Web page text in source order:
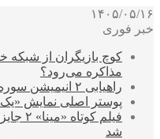
۱۴۰۵/۰۵/۱۶
خبر فوری
کوچ بازیگران از
مذاکره می‌رود؟
راهیابی ۲ انیمیشن سوره به سی‌امین جشنواره فیلم رود آیلند
پوستر اصلی نمایش
فیلم
شد